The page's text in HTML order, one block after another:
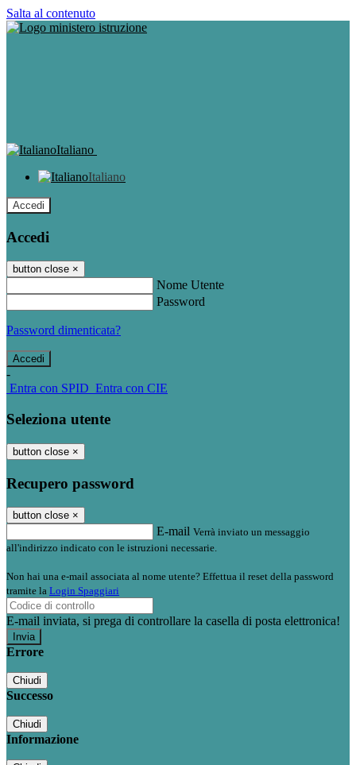
Salta al contenuto
Italiano
Italiano
Accedi
Accedi
button close ×
Nome Utente
Password
Password dimenticata?
-
Entra con SPID Entra con CIE
Seleziona utente
button close ×
Recupero password
button close ×
E-mail Verrà inviato un messaggio
all'indirizzo indicato con le istruzioni necessarie.
Non hai una e-mail associata al nome utente? Effettua il reset della password
tramite la Login Spaggiari
E-mail inviata, si prega di controllare la casella di posta elettronica!
Errore
Chiudi
Successo
Chiudi
Informazione